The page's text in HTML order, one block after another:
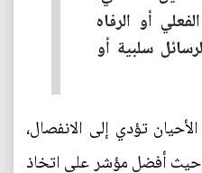
أو الرفاه
سلبية أو
تؤدي إلى الانفصال،
حيث أفضل مؤشر على اتخاذ